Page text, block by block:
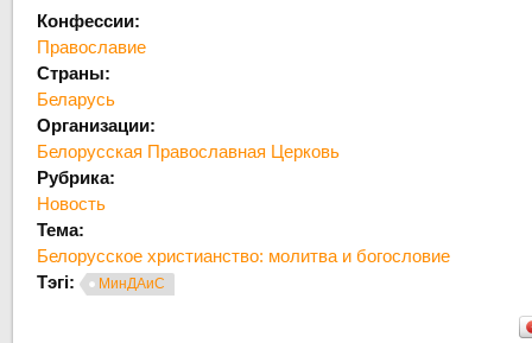
Конфессии:
Православие
Страны:
Беларусь
Организации:
Белорусская Православная Церковь
Рубрика:
Новость
Тема:
Белорусское христианство: молитва и богословие
Тэгі:
МинДАиС